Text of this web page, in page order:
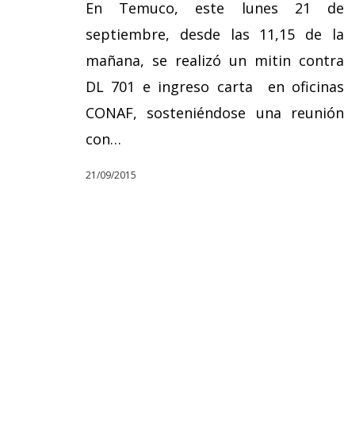
En Temuco, este lunes 21 de
septiembre, desde las 11,15 de la
mañana, se realizó un mitin contra
DL 701 e ingreso carta en oficinas
CONAF, sosteniéndose una reunión
con…
21/09/2015